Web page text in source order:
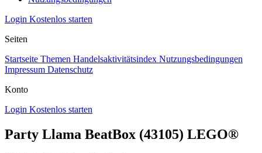
Login Kostenlos starten
Seiten
Startseite Themen Handelsaktivitätsindex Nutzungsbedingungen
Impressum Datenschutz
Konto
Login Kostenlos starten
Party Llama BeatBox (43105) LEGO®